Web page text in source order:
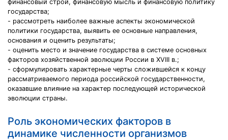
финансовый строй, финансовую мысль и финансовую политику
государства;
- рассмотреть наиболее важные аспекты экономической
политики государства, выявить ее основные направления,
основания и оценить результаты;
- оценить место и значение государства в системе основных
факторов хозяйственной эволюции России в XVIII в.;
- сформулировать характерные черты сложившейся к концу
рассматриваемого периода российской государственности,
оказавшие влияние на характер последующей исторической
эволюции страны.
Роль экономических факторов в
динамике численности организмов